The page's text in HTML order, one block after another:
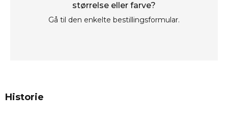
størrelse eller farve?
Gå til den enkelte bestillingsformular.
Historie